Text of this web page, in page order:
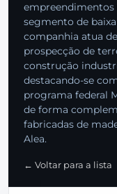
empreendimentos
segmento de
companhia atua
prospecção de
construção
destacando-se
programa federal
de forma
fabricadas de
Alea.
← Voltar para a lista